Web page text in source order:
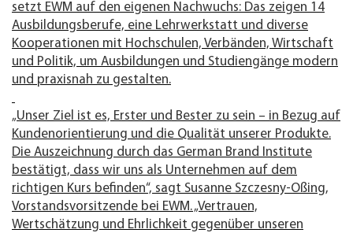
setzt EWM auf den eigenen Nachwuchs: Das zeigen 14
Ausbildungsberufe, eine Lehrwerkstatt und diverse
Kooperationen mit Hochschulen, Verbänden, Wirtschaft
und Politik, um Ausbildungen und Studiengänge modern
und praxisnah zu gestalten.
„Unser Ziel ist es, Erster und Bester zu sein – in Bezug auf
Kundenorientierung und die Qualität unserer Produkte.
Die Auszeichnung durch das German Brand Institute
bestätigt, dass wir uns als Unternehmen auf dem
richtigen Kurs befinden“, sagt Susanne Szczesny-Oßing,
Vorstandsvorsitzende bei EWM. „Vertrauen,
Wertschätzung und Ehrlichkeit gegenüber unseren